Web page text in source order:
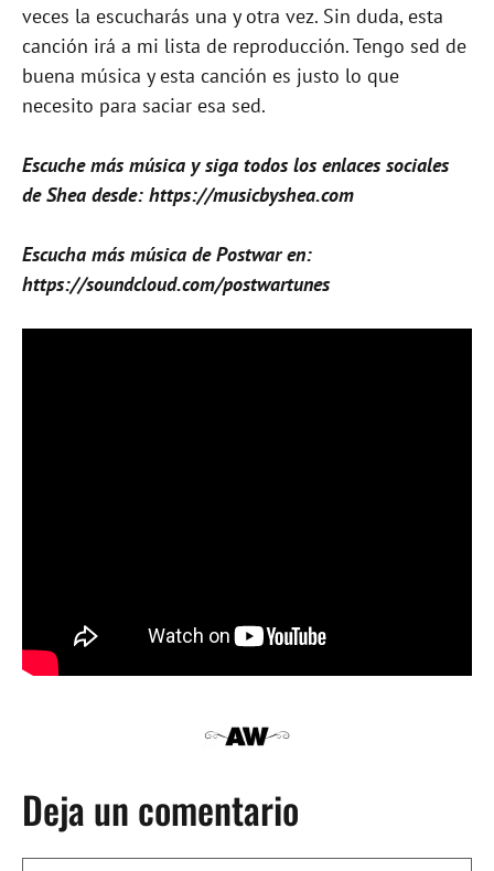
veces la escucharás una y otra vez. Sin duda, esta
canción irá a mi lista de reproducción. Tengo sed de
buena música y esta canción es justo lo que
necesito para saciar esa sed.
Escuche más música y siga todos los enlaces sociales
de Shea desde: https://musicbyshea.com
Escucha más música de Postwar en:
https://soundcloud.com/postwartunes
Deja un comentario